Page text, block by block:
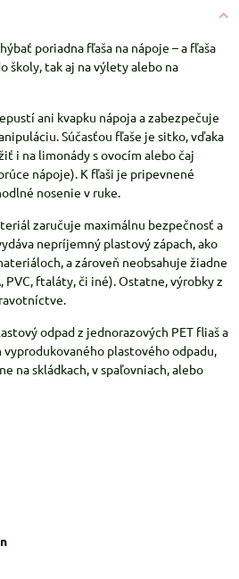
poriadna fľaša na nápoje – a fľaša
školy, tak aj na výlety alebo na
ani kvapku nápoja a zabezpečuje
Súčasťou fľaše je sitko, vďaka
i na limonády s ovocím alebo čaj
nápoje). K fľaši je pripevnené
nosenie v ruke.
zaručuje maximálnu bezpečnosť a
nepríjemný plastový zápach, ako
a zároveň neobsahuje žiadne
PVC, ftaláty, či iné). Ostatne, výrobky z
odpad z jednorazových PET fliaš a
plastového odpadu,
na skládkach, v spaľovniach, alebo